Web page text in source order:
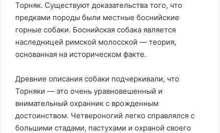
Торняк. Существуют доказательства того, что
предками породы были местные боснийские
горные собаки. Боснийская собака является
наследницей римской молосской — теория,
основанная на историческом факте.
Древние описания собаки подчеркивали, что
Торняки — это очень уравновешенный и
внимательный охранник с врожденным
достоинством. Четвероногий легко справлялся с
большими стадами, пастухами и охраной своего